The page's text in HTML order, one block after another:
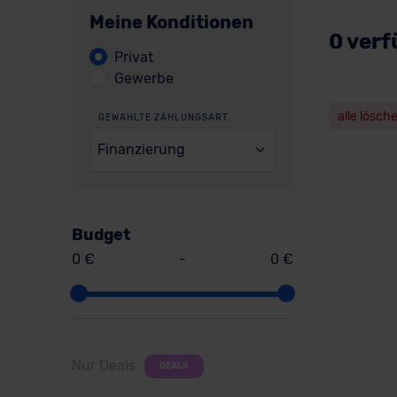
Meine Konditionen
Privat
Gewerbe
GEWÄHLTE ZAHLUNGSART
Finanzierung
Budget
0 € - 0 €
Nur Deals DEALS
0
alle